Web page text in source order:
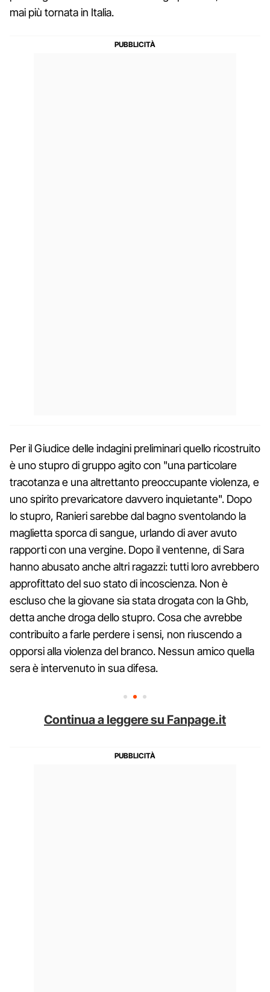
mai più tornata in Italia.
Per il Giudice delle indagini preliminari quello ricostruito
è uno stupro di gruppo agito con "una particolare
tracotanza e una altrettanto preoccupante violenza, e
uno spirito prevaricatore davvero inquietante". Dopo
lo stupro, Ranieri sarebbe dal bagno sventolando la
maglietta sporca di sangue, urlando di aver avuto
rapporti con una vergine. Dopo il ventenne, di Sara
hanno abusato anche altri ragazzi: tutti loro avrebbero
approfittato del suo stato di incoscienza. Non è
escluso che la giovane sia stata drogata con la Ghb,
detta anche droga dello stupro. Cosa che avrebbe
contribuito a farle perdere i sensi, non riuscendo a
opporsi alla violenza del branco. Nessun amico quella
sera è intervenuto in sua difesa.
Continua a leggere su Fanpage.it